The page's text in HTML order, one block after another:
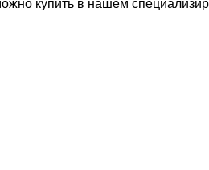
купить в нашем